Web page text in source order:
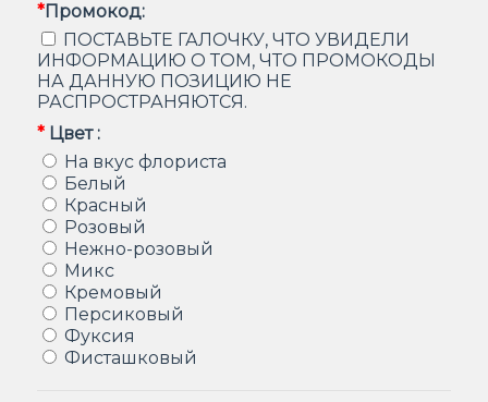
*Промокод:
ПОСТАВЬТЕ ГАЛОЧКУ, ЧТО УВИДЕЛИ
ИНФОРМАЦИЮ О ТОМ, ЧТО ПРОМОКОДЫ
НА ДАННУЮ ПОЗИЦИЮ НЕ
РАСПРОСТРАНЯЮТСЯ.
* Цвет :
На вкус флориста
Белый
Красный
Розовый
Нежно-розовый
Микс
Кремовый
Персиковый
Фуксия
Фисташковый